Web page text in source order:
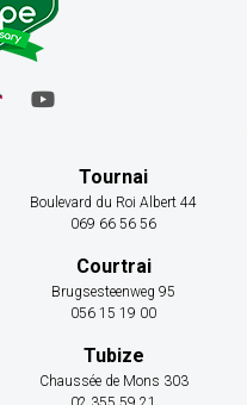
Tournai
Boulevard du Roi Albert 44
069 66 56 56
Courtrai
Brugsesteenweg 95
056 15 19 00
Tubize
Chaussée de Mons 303